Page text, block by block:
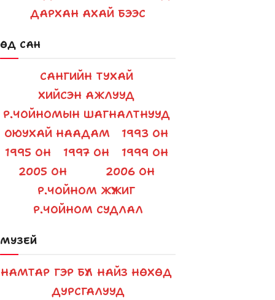
decrease
volume.
ДАРХАН АХАЙ БЭЭС
ӨД САН
САНГИЙН ТУХАЙ
ХИЙСЭН АЖЛУУД
Р.ЧОЙНОМЫН ШАГНАЛТНУУД
ОЮУХАЙ НААДАМ
1993 ОН
1995 ОН
1997 ОН
1999 ОН
2005 ОН
2006 ОН
Р.ЧОЙНОМ ЖҮЖИГ
Р.ЧОЙНОМ СУДЛАЛ
МУЗЕЙ
НАМТАР ГЭР БҮЛ НАЙЗ НӨХӨД
ДУРСГАЛУУД